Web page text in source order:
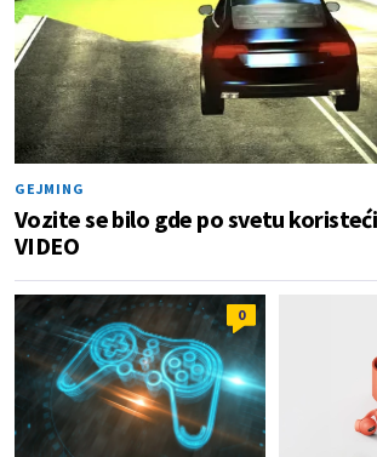
GEJMING
Vozite se bilo gde po svetu
VIDEO
0